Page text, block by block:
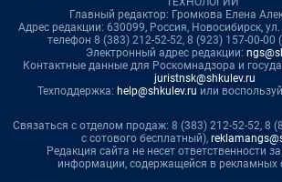
Главный редактор: Громкова Елена
Адрес редакции: 630099, Россия, Новосибирск,
телефон 8 (383) 212-52-52, 8 (923) 157-00-00
Электронный адрес редакции:
Контактные данные для Роскомнадзора и
juristnsk@shkulev.ru
Техподдержка: help@shkulev.ru или
Связаться с отделом продаж: 8 (383) 212-52-52, 8
с сотового бесплатный),
Редакция сайта не несет ответственности
информации, содержащейся в рекламных